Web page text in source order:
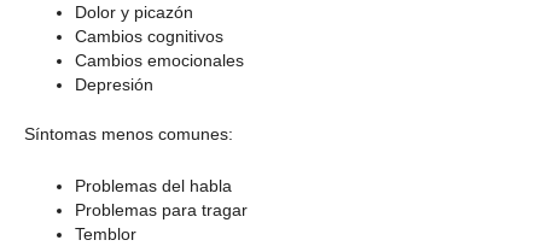
Dolor y picazón
Cambios cognitivos
Cambios emocionales
Depresión
Síntomas menos comunes:
Problemas del habla
Problemas para tragar
Temblor